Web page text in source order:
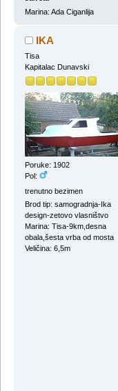
Marina: Ada Ciganlija
IKA
Tisa
Kapitalac Dunavski
Poruke: 1902
Pol:
trenutno bezimen
Brod tip: samogradnja-Ika
design-zetovo vlasništvo
Marina: Tisa-9km,desna
obala,šesta vrba od mosta
Veličina: 6,5m